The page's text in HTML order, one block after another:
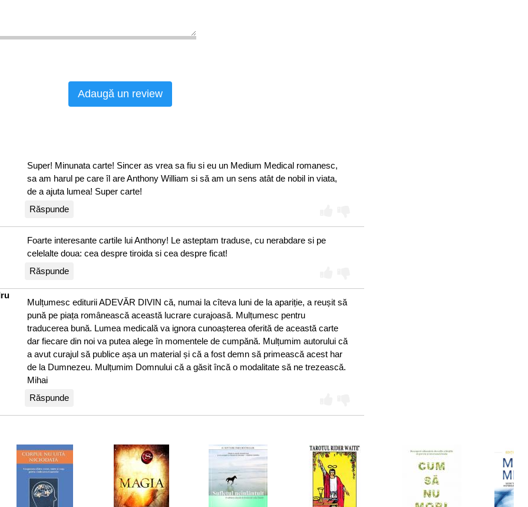
mandibulare și dureri ale maxilarelor
Adaugă un review
Super! Minunata carte! Sincer as vrea sa fiu si eu un Medium Medical romanesc,
sa am harul pe care îl are Anthony William si să am un sens atât de nobil in viata,
de a ajuta lumea! Super carte!
Răspunde
Foarte interesante cartile lui Anthony! Le asteptam traduse, cu nerabdare si pe
celelalte doua: cea despre tiroida si cea despre ficat!
Răspunde
Mulțumesc editurii ADEVĂR DIVIN că, numai la cîteva luni de la apariție, a reușit să
pună pe piața românească această lucrare curajoasă. Mulțumesc pentru
traducerea bună. Lumea medicală va ignora cunoașterea oferită de această carte
dar fiecare din noi va putea alege în momentele de cumpănă. Mulțumim autorului că
a avut curajul să publice așa un material și că a fost demn să primească acest har
de la Dumnezeu. Mulțumim Domnului că a găsit încă o modalitate să ne trezească.
Mihai
Răspunde